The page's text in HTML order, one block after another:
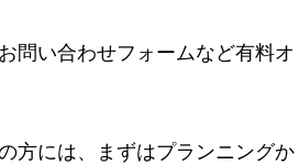
問い合わせフォームなど有料オ
方には、まずはプランニングか